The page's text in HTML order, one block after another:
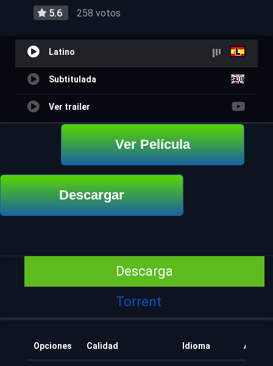
5.6 258 votos
Latino
Subtitulada
Ver trailer
Ver Película
Descargar
Descarga
Torrent
Opciones Calidad Idioma